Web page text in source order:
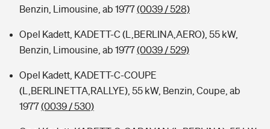
Benzin, Limousine, ab 1977(0039 / 528)
Opel Kadett, KADETT-C (L,BERLINA,AERO), 55 kW,
Benzin, Limousine, ab 1977(0039 / 529)
Opel Kadett, KADETT-C-COUPE
(L,BERLINETTA,RALLYE), 55 kW, Benzin, Coupe, ab
1977(0039 / 530)